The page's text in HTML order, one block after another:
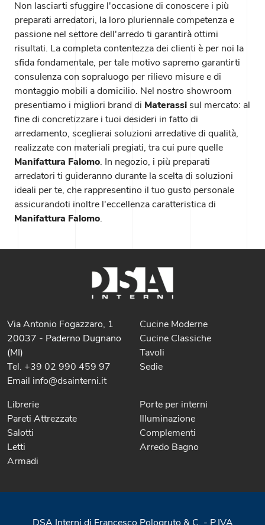
Non lasciarti sfuggire l'occasione di conoscere i più
preparati arredatori, la loro pluriennale competenza e
passione nel settore dell'arredo ti garantirà ottimi
risultati. La completa contentezza dei clienti è per noi la
sfida fondamentale, per tale motivo sapremo garantirti
consulenza con sopraluogo per rilievo misure e di
montaggio mobili a domicilio. Nel nostro showroom
presentiamo i migliori brand di Materassi sul mercato: al
fine di concretizzare i tuoi desideri in fatto di
arredamento, sceglierai soluzioni arredative di qualità,
realizzate con materiali pregiati, tra cui pure quelle
Manifattura Falomo. In negozio, i più preparati
arredatori ti guideranno durante la scelta di soluzioni
ideali per te, che rappresentino il tuo gusto personale
assicurandoti inoltre l'eccellenza caratteristica di
Manifattura Falomo.
Via Antonio Fogazzaro, 1
20037 - Paderno Dugnano
(MI)
Tel. +39 02 990 459 97
Email info@dsainterni.it
Cucine Moderne
Cucine Classiche
Tavoli
Sedie
Librerie
Pareti Attrezzate
Salotti
Letti
Armadi
Porte per interni
Illuminazione
Complementi
Arredo Bagno